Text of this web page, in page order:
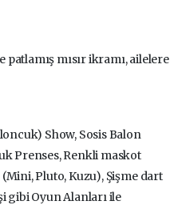
mısır ikramı, ailelere
Show, Sosis Balon
Prenses, Renkli maskot
Pluto, Kuzu), Şişme dart
gibi Oyun Alanları ile